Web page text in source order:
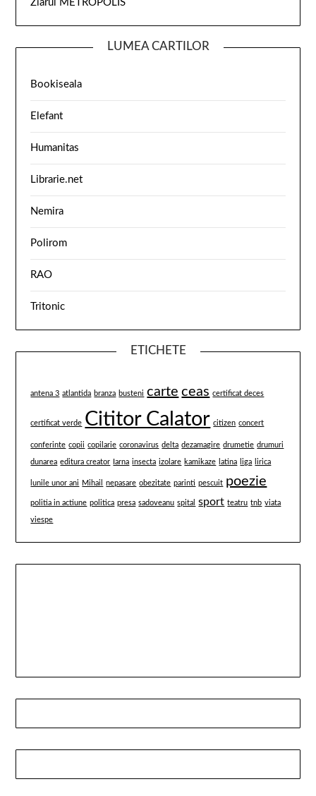
Ziarul METROPOLIS
LUMEA CARTILOR
Bookiseala
Elefant
Humanitas
Librarie.net
Nemira
Polirom
RAO
Tritonic
ETICHETE
antena 3 atlantida branza busteni carte ceas certificat deces
certificat verde Cititor Calator citizen concert
conferinte copii copilarie coronavirus delta dezamagire drumetie drumuri
dunarea editura creator Iarna insecta izolare kamikaze latina liga lirica
lunile unor ani Mihail nepasare obezitate parinti pescuit poezie
politia in actiune politica presa sadoveanu spital sport teatru tnb viata
viespe